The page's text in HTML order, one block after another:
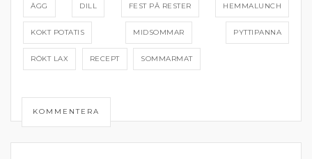
ÄGG DILL FEST PÅ RESTER HEMMALUNCH
KOKT POTATIS MIDSOMMAR PYTTIPANNA
RÖKT LAX RECEPT SOMMARMAT
KOMMENTERA